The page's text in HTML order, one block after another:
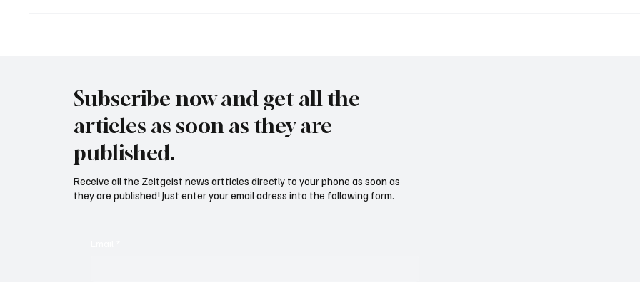
Subscribe now and get all the
articles as soon as they are
published.
Receive all the Zeitgeist news artticles directly to your phone as soon as
they are published! Just enter your email adress into the following form.